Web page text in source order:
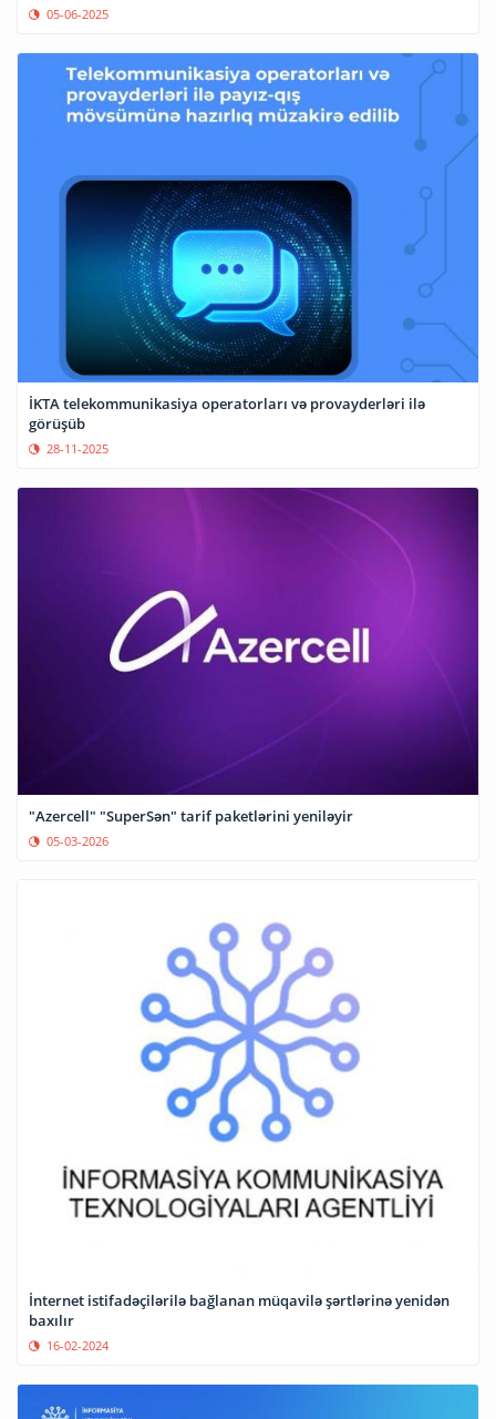
05-06-2025
İKTA telekommunikasiya operatorları və provayderləri ilə
görüşüb
28-11-2025
"Azercell" "SuperSən" tarif paketlərini yeniləyir
05-03-2026
İnternet istifadəçilərilə bağlanan müqavilə şərtlərinə yenidən
baxılır
16-02-2024